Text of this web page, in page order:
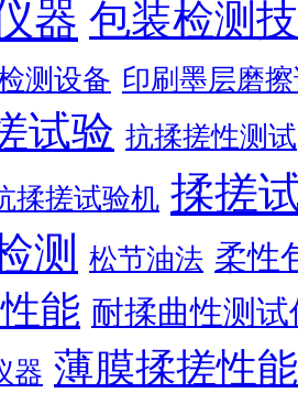
器 包装检测
测设备 印刷墨层磨
试验 抗揉搓性测试
揉搓试验机 揉搓
测
松节油法 柔性
能 耐揉曲性测试
器 薄膜揉搓性